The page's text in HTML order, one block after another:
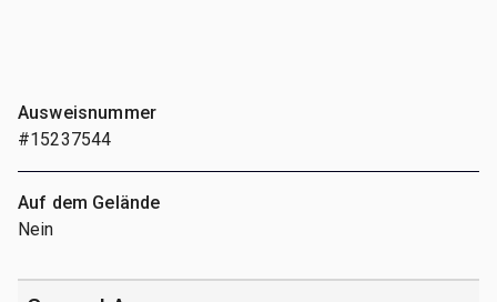
Ausweisnummer
#15237544
Auf dem Gelände
Nein